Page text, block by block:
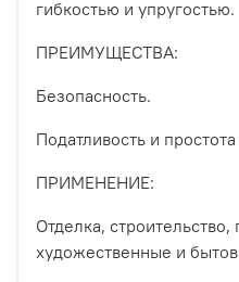
гибкостью и упругостью.
ПРЕИМУЩЕСТВА:
Безопасность.
Податливость и
ПРИМЕНЕНИЕ:
Отделка,
художественные и